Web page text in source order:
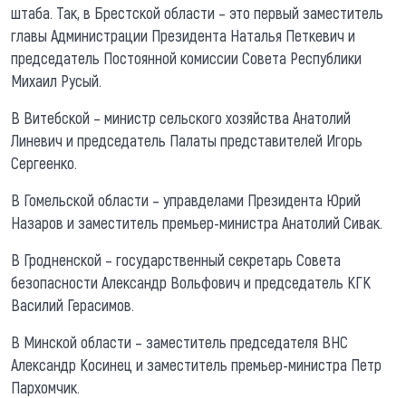
штаба. Так, в Брестской области – это первый заместитель
главы Администрации Президента Наталья Петкевич и
председатель Постоянной комиссии Совета Республики
Михаил Русый.
В Витебской – министр сельского хозяйства Анатолий
Линевич и председатель Палаты представителей Игорь
Сергеенко.
В Гомельской области – управделами Президента Юрий
Назаров и заместитель премьер-министра Анатолий Сивак.
В Гродненской – государственный секретарь Совета
безопасности Александр Вольфович и председатель КГК
Василий Герасимов.
В Минской области – заместитель председателя ВНС
Александр Косинец и заместитель премьер-министра Петр
Пархомчик.